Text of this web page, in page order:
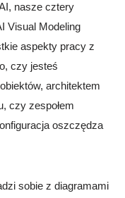
nasze cztery
Visual Modeling
aspekty pracy z
czy jesteś
architektem
czy zespołem
oszczędza
sobie z diagramami